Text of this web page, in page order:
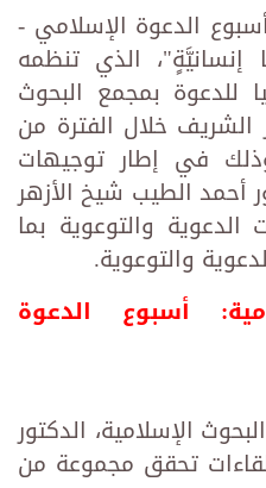
الدعوة الإسلامي -
الذي تنظمه
للدعوة بمجمع البحوث
الشريف خلال الفترة من
في إطار توجيهات
أحمد الطيب شيخ الأزهر
الدعوية والتوعوية بما
والتوعوية.
أسبوع الدعوة
الإسلامية، الدكتور
تحقق مجموعة من